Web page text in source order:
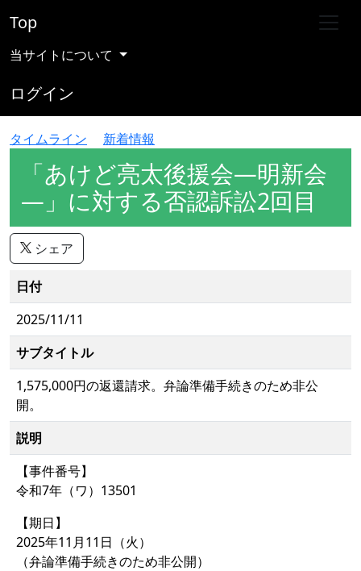
Top
当サイトについて
ログイン
タイムライン 新着情報
「あけど亮太後援会―明新会
―」に対する否認訴訟2回目
シェア
日付
2025/11/11
サブタイトル
1,575,000円の返還請求。弁論準備手続きのため非公
開。
説明
【事件番号】
令和7年（ワ）13501
【期日】
2025年11月11日（火）
（弁論準備手続きのため非公開）